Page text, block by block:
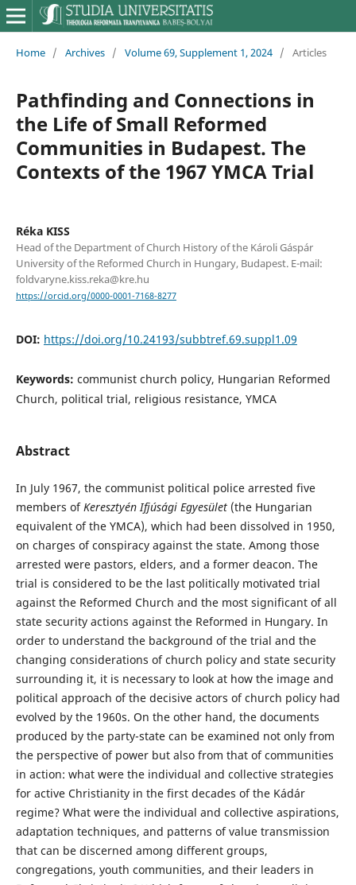
Home / Archives / Volume 69, Supplement 1, 2024 / Articles
Pathfinding and Connections in
the Life of Small Reformed
Communities in Budapest. The
Contexts of the 1967 YMCA Trial
Réka KISS
Head of the Department of Church History of the Károli Gáspár
University of the Reformed Church in Hungary, Budapest. E-mail:
foldvaryne.kiss.reka@kre.hu
https://orcid.org/0000-0001-7168-8277
DOI: https://doi.org/10.24193/subbtref.69.suppl1.09
Keywords: communist church policy, Hungarian Reformed
Church, political trial, religious resistance, YMCA
Abstract
In July 1967, the communist political police arrested five
members ofKeresztyén Ifjúsági Egyesület(the Hungarian
equivalent of the YMCA), which had been dissolved in 1950,
on charges of conspiracy against the state. Among those
arrested were pastors, elders, and a former deacon. The
trial is considered to be the last politically motivated trial
against the Reformed Church and the most significant of all
state security actions against the Reformed in Hungary. In
order to understand the background of the trial and the
changing considerations of church policy and state security
surrounding it, it is necessary to look at how the image and
political approach of the decisive actors of church policy had
evolved by the 1960s. On the other hand, the documents
produced by the party-state can be examined not only from
the perspective of power but also from that of communities
in action: what were the individual and collective strategies
for active Christianity in the first decades of the Kádár
regime? What were the individual and collective aspirations,
adaptation techniques, and patterns of value transmission
that can be discerned among different groups,
congregations, youth communities, and their leaders in